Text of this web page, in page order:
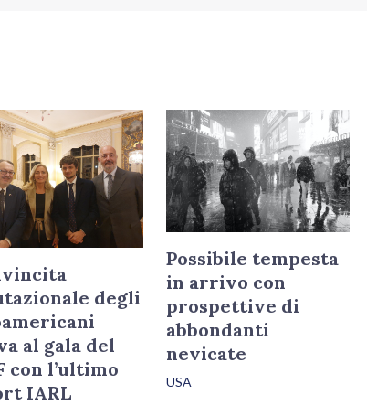
degli
al gala del
con l’ultimo
IARL
Possibile tempesta
in arrivo con
prospettive di
abbondanti
nevicate
USA